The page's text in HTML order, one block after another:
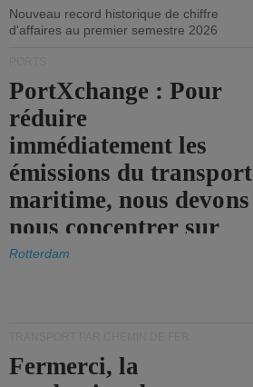
Nouveau record historique de chiffre
d'affaires au premier semestre 2026
PortXchange : Pour
réduire
immédiatement les
émissions du transport
maritime, nous devons
nous concentrer sur
les ports.
Rotterdam
Fermerci, la